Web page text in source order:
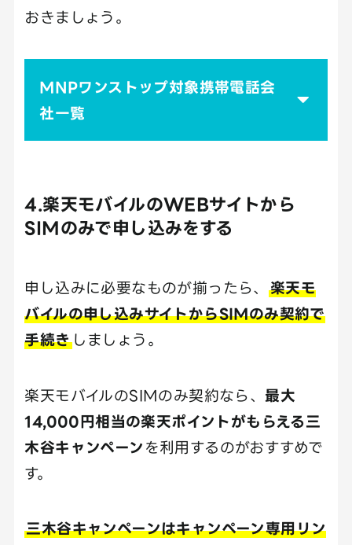
おきましょう。
MNPワンストップ対象携帯電話会
社一覧
4.楽天モバイルのWEBサイトから
SIMのみで申し込みをする
申し込みに必要なものが揃ったら、 楽天モ
バイルの申し込みサイトからSIMのみ契約で
手続きしましょう。
楽天モバイルのSIMのみ契約なら、 最大
14,000円相当の楽天ポイントがもらえる三
木谷キャンペーン を利用するのがおすすめで
す。
三木谷キャンペーンはキャンペーン専用リン